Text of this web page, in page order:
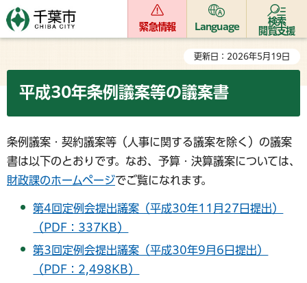
緊急情報 Language
検索
閲覧支援
更新日：2026年5月19日
平成30年条例議案等の議案書
条例議案・契約議案等（人事に関する議案を除く）の議案
書は以下のとおりです。なお、予算・決算議案については、
財政課のホームページでご覧になれます。
第4回定例会提出議案（平成30年11月27日提出）
（PDF：337KB）
第3回定例会提出議案（平成30年9月6日提出）
（PDF：2,498KB）